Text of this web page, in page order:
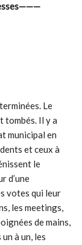
Le
tombés. Il y a
municipal en
et ceux à
le
d’une
votes qui leur
les meetings,
de mains,
à un, les